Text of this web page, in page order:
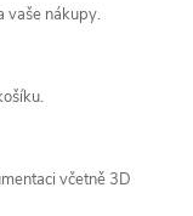
vaše nákupy.
včetně 3D